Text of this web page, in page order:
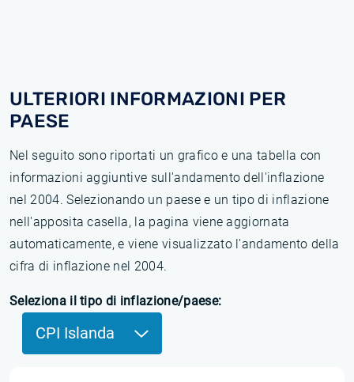
ULTERIORI INFORMAZIONI PER
PAESE
Nel seguito sono riportati un grafico e una tabella con
informazioni aggiuntive sull'andamento dell'inflazione
nel 2004. Selezionando un paese e un tipo di inflazione
nell'apposita casella, la pagina viene aggiornata
automaticamente, e viene visualizzato l'andamento della
cifra di inflazione nel 2004.
Seleziona il tipo di inflazione/paese:
CPI Islanda